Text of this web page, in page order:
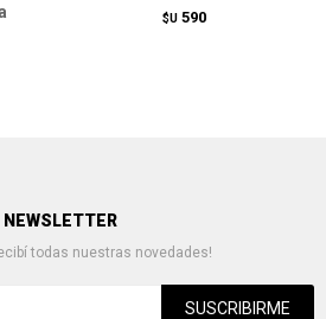
$U 590
NEWSLETTER
todas nuestras novedades!
SUSCRIBIRME